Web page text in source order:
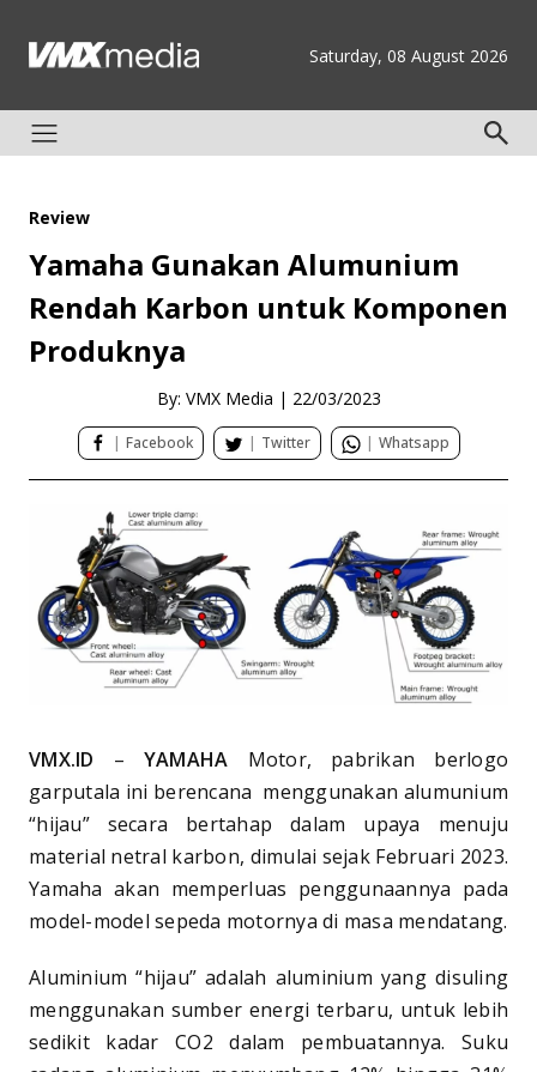
Saturday, 08 August 2026
Review
Yamaha Gunakan Alumunium
Rendah Karbon untuk Komponen
Produknya
By: VMX Media | 22/03/2023
| Facebook | Twitter | Whatsapp
VMX.ID – YAMAHA Motor, pabrikan berlogo
garputala ini berencana menggunakan alumunium
“hijau” secara bertahap dalam upaya menuju
material netral karbon, dimulai sejak Februari 2023.
Yamaha akan memperluas penggunaannya pada
model-model sepeda motornya di masa mendatang.
Aluminium “hijau” adalah aluminium yang disuling
menggunakan sumber energi terbaru, untuk lebih
sedikit kadar CO2 dalam pembuatannya. Suku